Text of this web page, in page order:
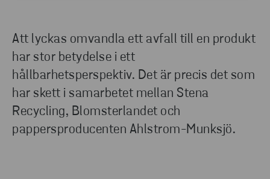
Att lyckas omvandla ett avfall till en produkt
har stor betydelse i ett
hållbarhetsperspektiv. Det är precis det som
har skett i samarbetet mellan Stena
Recycling, Blomsterlandet och
pappersproducenten Ahlstrom-Munksjö.
KONTAKTA OSS
även var du kan köpa denna klimatsmarta produkt.
TILL BLOMSTERLANDET